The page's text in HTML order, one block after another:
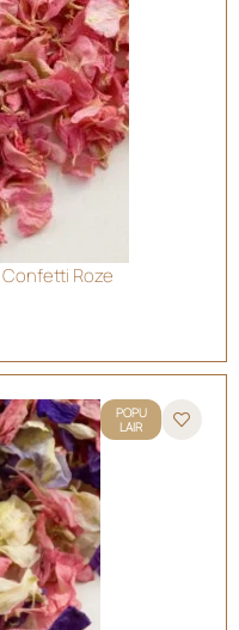
Roze
POPU
LAIR